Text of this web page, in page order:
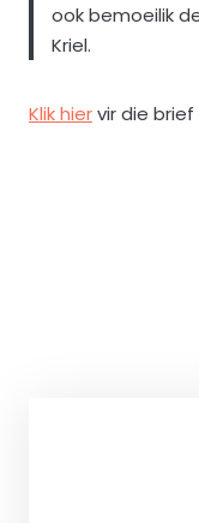
ook bemoeilik
Kriel.
Klik hiervir die